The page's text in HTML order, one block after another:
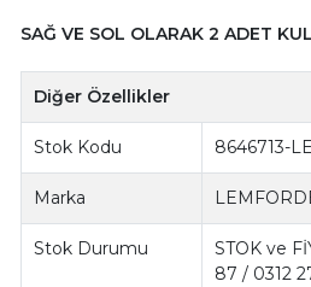
SAĞ VE SOL OLARAK 2 ADET
Diğer Özellikler
Stok Kodu 8646713-
Marka
Stok Durumu
STOK ve
87 / 0312